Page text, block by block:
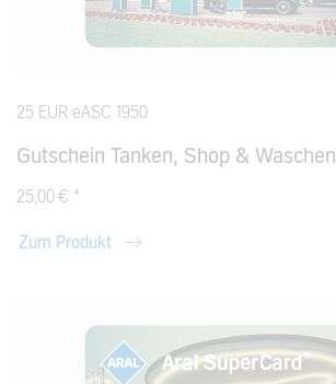
25 EUR eASC 1950
Gutschein Tanken, Shop & Waschen
25,00 € *
Zum Produkt